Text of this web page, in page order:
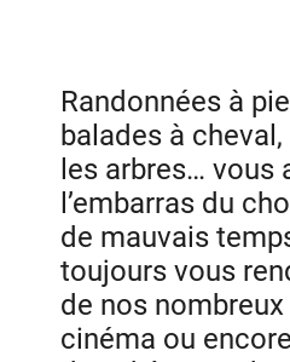
Randonnées à
balades à
les arbres… vous
l’embarras du
de mauvais
toujours vous
de nos
cinéma ou